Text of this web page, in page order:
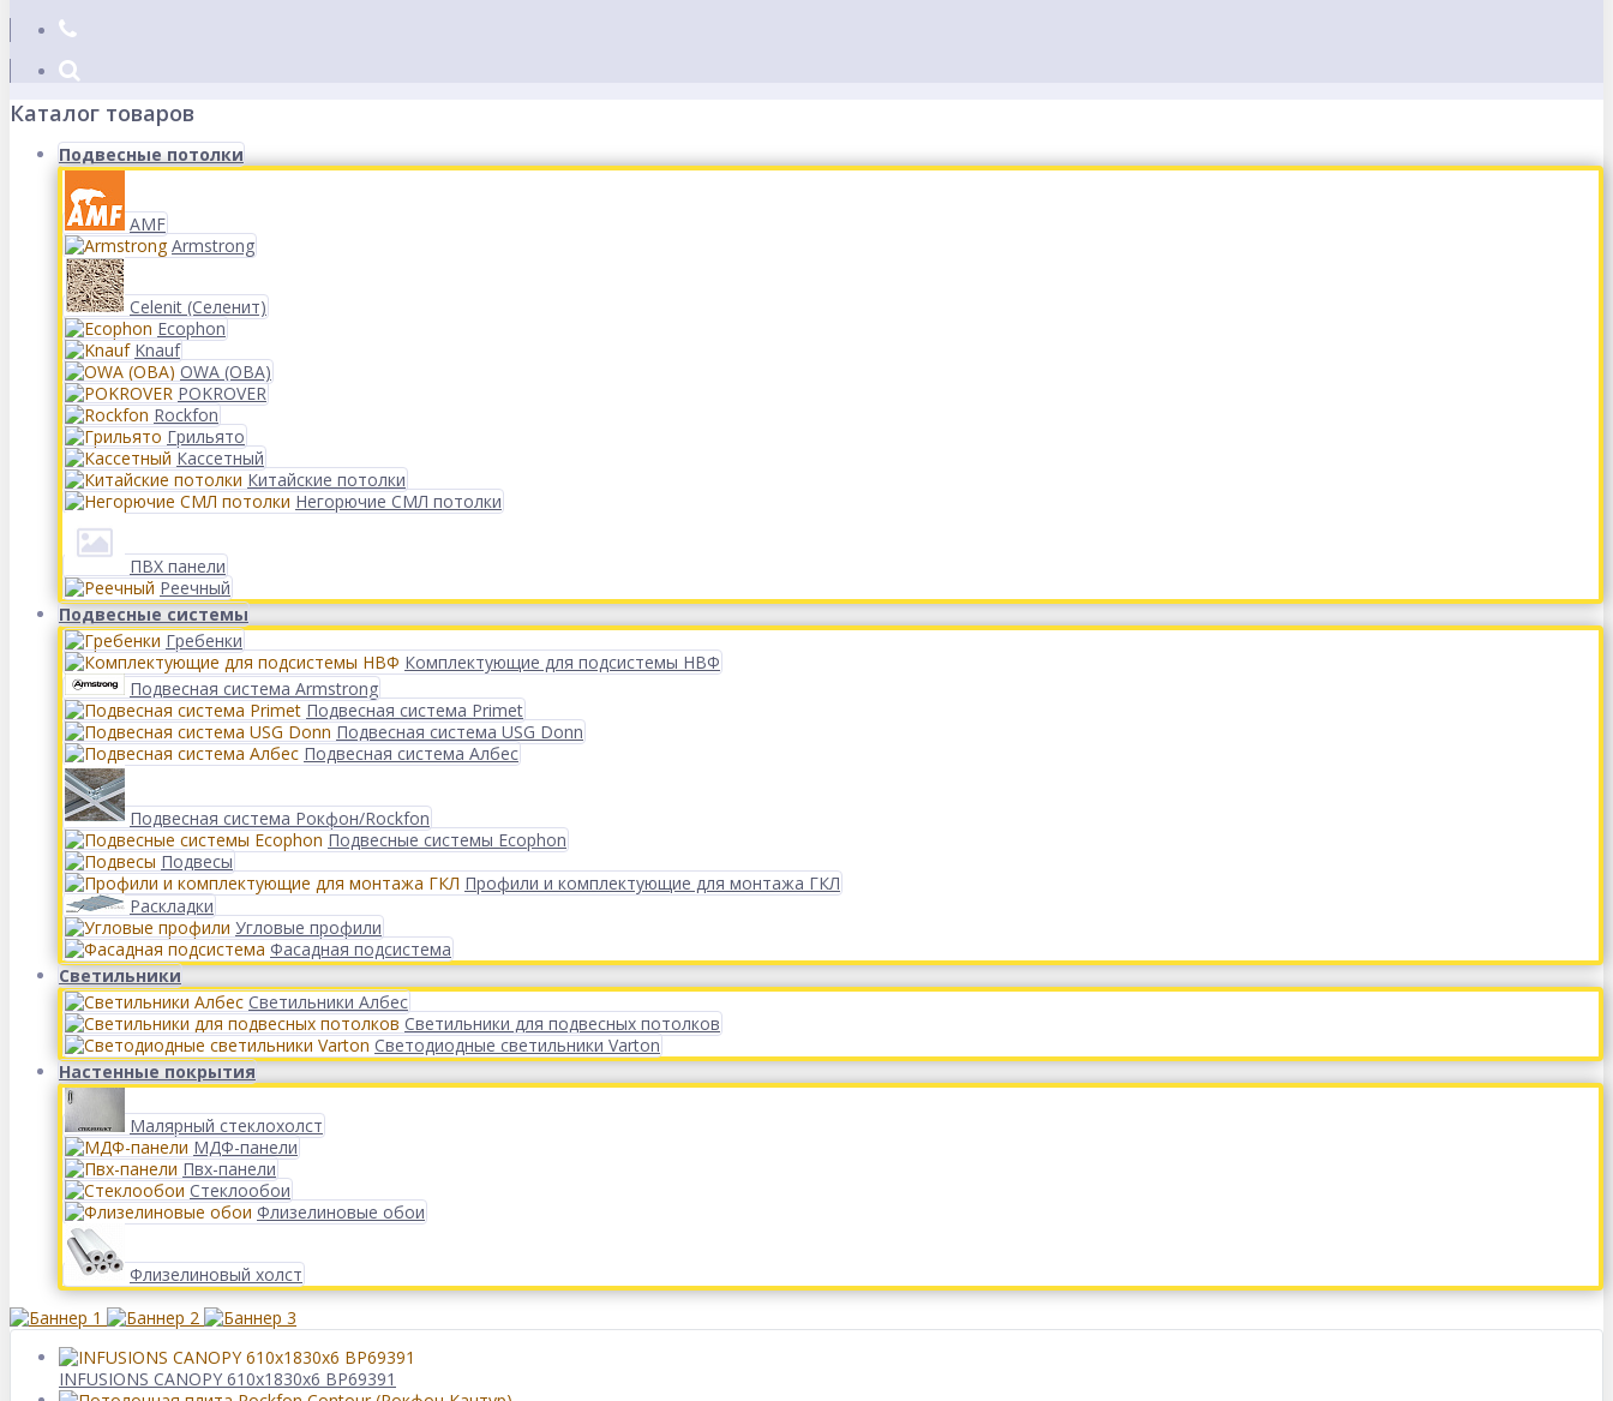
Каталог товаров
Подвесные потолки
AMF
Armstrong
Celenit (Селенит)
Ecophon
Knauf
OWA (ОВА)
POKROVER
Rockfon
Грильято
Кассетный
Китайские потолки
Негорючие СМЛ потолки
ПВХ панели
Реечный
Подвесные системы
Гребенки
Комплектующие для подсистемы НВФ
Подвесная система Armstrong
Подвесная система Primet
Подвесная система USG Donn
Подвесная система Албес
Подвесная система Рокфон/Rockfon
Подвесные системы Ecophon
Подвесы
Профили и комплектующие для монтажа ГКЛ
Раскладки
Угловые профили
Фасадная подсистема
Светильники
Светильники Албес
Светильники для подвесных потолков
Светодиодные светильники Varton
Настенные покрытия
Малярный стеклохолст
МДФ-панели
Пвх-панели
Стеклообои
Флизелиновые обои
Флизелиновый холст
INFUSIONS CANOPY 610x1830x6 BP69391